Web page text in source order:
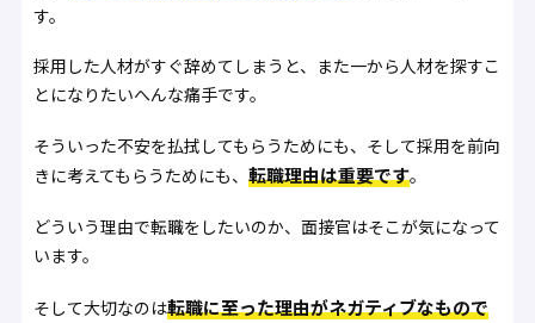
す。
採用した人材がすぐ辞めてしまうと、また一から人材を探すこ
とになりたいへんな痛手です。
そういった不安を払拭してもらうためにも、そして採用を前向
きに考えてもらうためにも、 転職理由は重要です。
どういう理由で転職をしたいのか、面接官はそこが気になって
います。
そして大切なのは転職に至った理由がネガティブなもので